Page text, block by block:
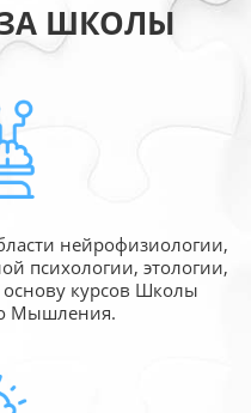
ШКОЛЫ
нейрофизиологии,
психологии, этологии,
основу курсов Школы
Мышления.